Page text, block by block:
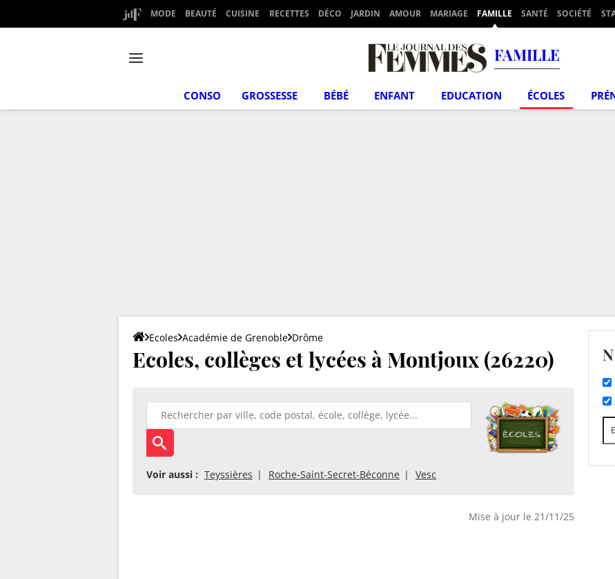
MODE BEAUTÉ CUISINE RECETTES DÉCO JARDIN AMOUR MARIAGE FAMILLE SANTÉ SOCIÉTÉ
FAMILLE
CONSO GROSSESSE BÉBÉ ENFANT EDUCATION ÉCOLES
Ecoles Académie de Grenoble Drôme
Ecoles, collèges et lycées à Montjoux (26220)
Voir aussi : Teyssières Roche-Saint-Secret-Béconne Vesc
Mise à jour le 21/11/25